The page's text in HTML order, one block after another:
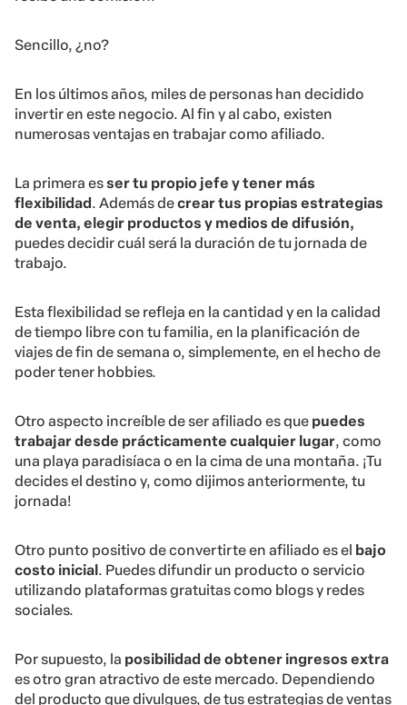
Sencillo, ¿no?
En los últimos años, miles de personas han decidido
invertir en este negocio. Al fin y al cabo, existen
numerosas ventajas en trabajar como afiliado.
La primera esser tu propio jefe y tener más
flexibilidad. Además decrear tus propias estrategias
de venta, elegir productos y medios de difusión,
puedes decidir cuál será la duración de tu jornada de
trabajo.
Esta flexibilidad se refleja en la cantidad y en la calidad
de tiempo libre con tu familia, en la planificación de
viajes de fin de semana o, simplemente, en el hecho de
poder tener hobbies.
Otro aspecto increíble de ser afiliado es que puedes
trabajar desde prácticamente cualquier lugar, como
una playa paradisíaca o en la cima de una montaña. ¡Tu
decides el destino y, como dijimos anteriormente, tu
jornada!
Otro punto positivo de convertirte en afiliado es el bajo
costo inicial. Puedes difundir un producto o servicio
utilizando plataformas gratuitas como blogs y redes
sociales.
Por supuesto, la posibilidad de obtener ingresos extra
es otro gran atractivo de este mercado. Dependiendo
del producto que divulgues, de tus estrategias de ventas